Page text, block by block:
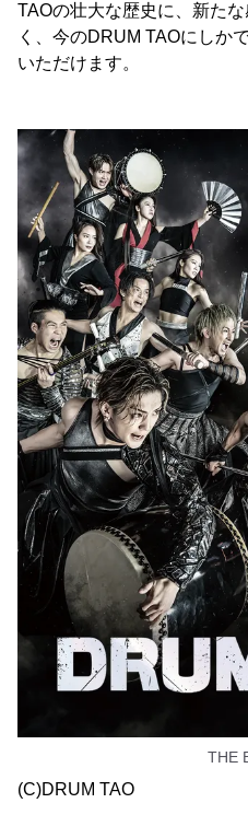
TAOの壮大な歴史に、新た
く、今のDRUM TAOにしか
いただけます。
THE
(C)DRUM TAO